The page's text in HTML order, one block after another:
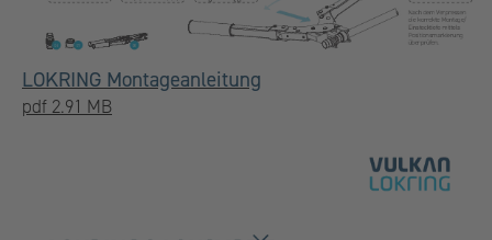
LOKRING Montageanleitung
pdf 2.91 MB